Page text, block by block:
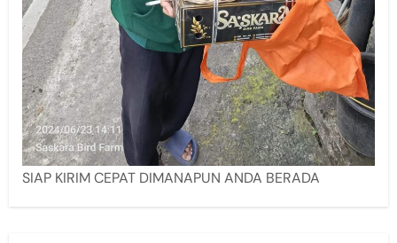
SIAP KIRIM CEPAT DIMANAPUN ANDA BERADA